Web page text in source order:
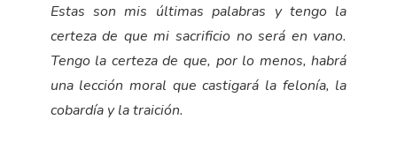
Estas son mis últimas palabras y tengo la
certeza de que mi sacrificio no será en vano.
Tengo la certeza de que, por lo menos, habrá
una lección moral que castigará la felonía, la
cobardía y la traición.